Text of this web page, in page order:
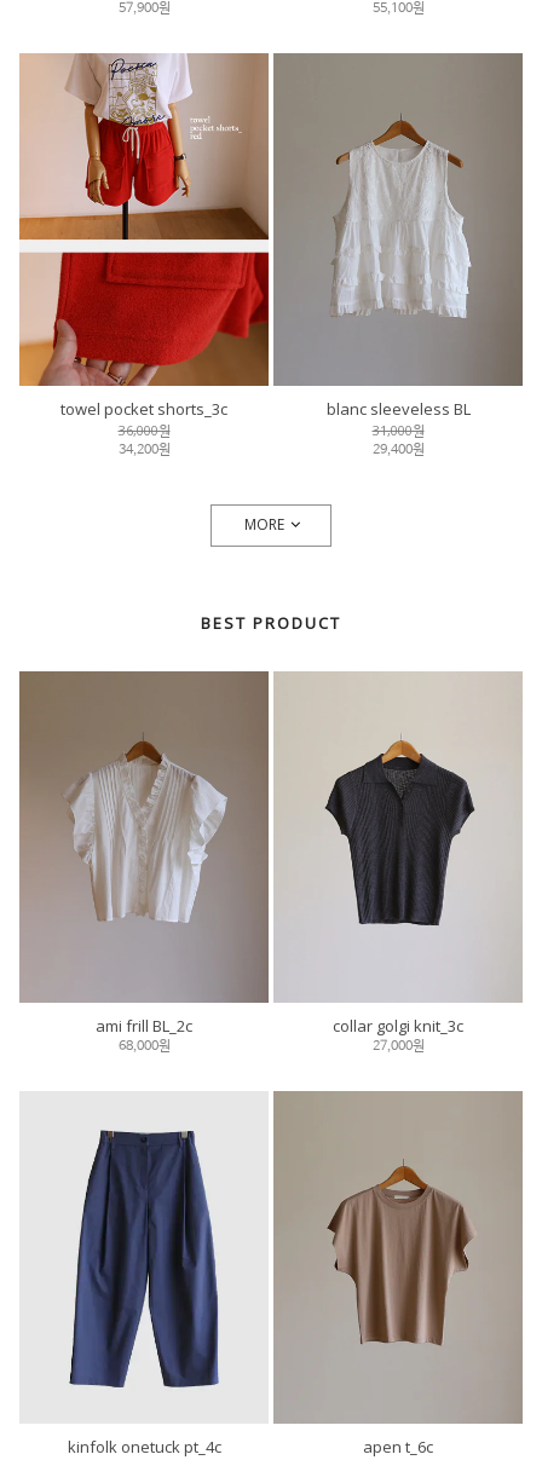
57,900원 55,100원
towel pocket shorts_3c
36,000원
34,200원
blanc sleeveless BL
31,000원
29,400원
MORE
BEST PRODUCT
ami frill BL_2c
68,000원
collar golgi knit_3c
27,000원
kinfolk onetuck pt_4c apen t_6c